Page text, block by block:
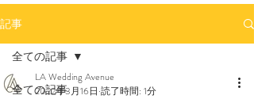
記事
全ての記事
全ての記事
LA Wedding Avenue
2022年3月16日 読了時間: 1分